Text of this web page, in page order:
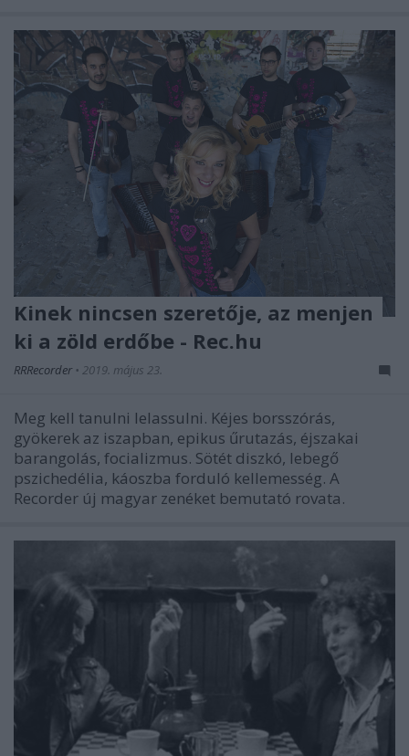
Kinek nincsen szeretője, az menjen
ki a zöld erdőbe - Rec.hu
RRRecorder • 2019. május 23.
Meg kell tanulni lelassulni. Kéjes borsszórás,
gyökerek az iszapban, epikus űrutazás, éjszakai
barangolás, focializmus. Sötét diszkó, lebegő
pszichedélia, káoszba forduló kellemesség. A
Recorder új magyar zenéket bemutató rovata.